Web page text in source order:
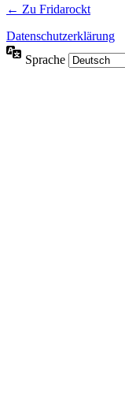
← Zu Fridarockt
Datenschutzerklärung
Sprache